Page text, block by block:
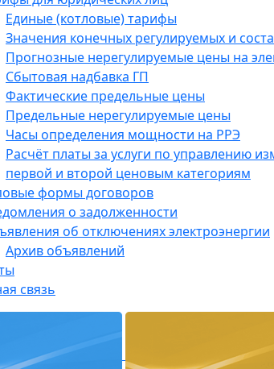
Единые (котловые) тарифы
Значения конечных регулируемых и
Прогнозные нерегулируемые цены на
Сбытовая надбавка ГП
Фактические предельные цены
Предельные нерегулируемые цены
Часы определения мощности на РРЭ
Расчёт платы за услуги по управлению
первой и второй ценовым категориям
формы договоров
о задолженности
об отключениях электроэнергии
Архив объявлений
связь